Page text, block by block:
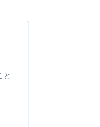
と